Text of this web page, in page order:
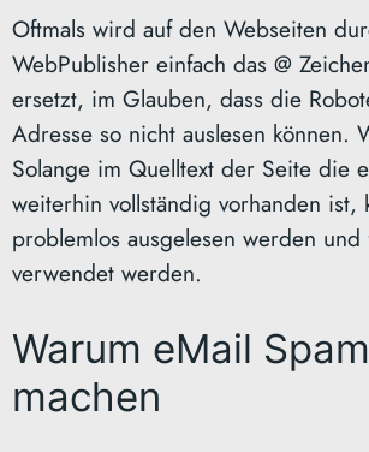
Oftmals wird auf den Webseiten
WebPublisher einfach das @
ersetzt, im Glauben, dass die
Adresse so nicht auslesen können.
Solange im Quelltext der Seite die
weiterhin vollständig vorhanden ist,
problemlos ausgelesen werden und
verwendet werden.
Warum eMail
machen